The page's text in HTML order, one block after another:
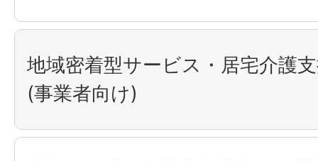
地域密着型サービス・居宅介護
(事業者向け)